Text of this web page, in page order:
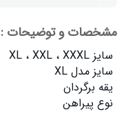
مشخصات و توضیحات :